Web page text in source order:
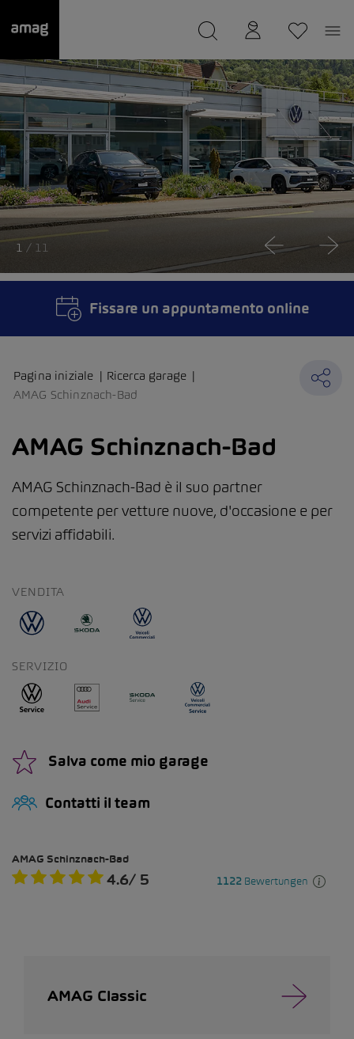
Il suo garage è stato salvato
Pagina iniziale
Ricerca garage
AMAG Schinznach-Bad
AMAG Schinznach-Bad
AMAG Schinznach-Bad è il suo partner
competente per vetture nuove, d'occasione e per
servizi affidabili.
VENDITA
SERVIZIO
Salva come mio garage
Contatti il team
1 / 11
Fissare un appuntamento online
AMAG Classic